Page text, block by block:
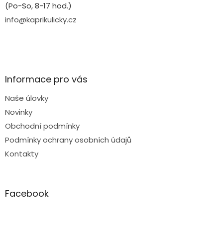
(Po-So, 8-17 hod.)
info@kaprikulicky.cz
Informace pro vás
Naše úlovky
Novinky
Obchodní podmínky
Podmínky ochrany osobních údajů
Kontakty
Facebook